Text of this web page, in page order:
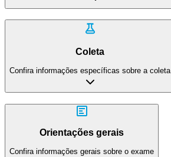
Coleta
Confira informações específicas sobre a coleta
Orientações gerais
Confira informações gerais sobre o exame